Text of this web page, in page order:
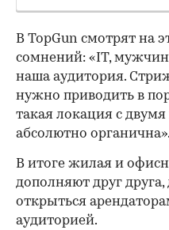
В TopGun смотрят на
сомнений: «IT,
наша аудитория.
нужно приводить в
такая локация с
абсолютно органична».
В итоге жилая и
дополняют друг
открыться
аудиторией.